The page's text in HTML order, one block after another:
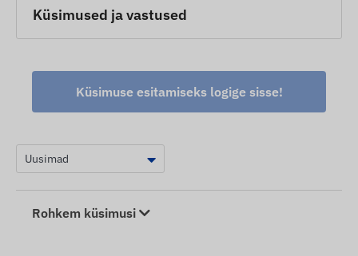
Küsimused ja vastused
Küsimuse esitamiseks logige sisse!
Rohkem küsimusi